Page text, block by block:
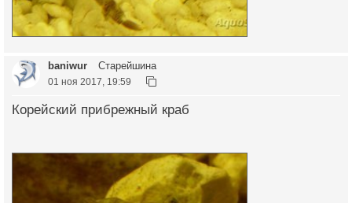
baniwur Старейшина
01 ноя 2017, 19:59
Корейский прибрежный краб